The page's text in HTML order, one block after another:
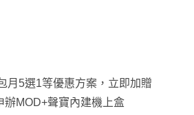
月5選1等優惠方案，立即加贈
MOD+聲寶內建機上盒